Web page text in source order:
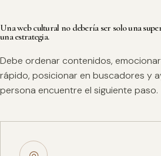
Una web cultural no debería ser solo una
una estrategia.
Debe ordenar contenidos,
rápido, posicionar en buscadores y
persona encuentre el siguiente paso.